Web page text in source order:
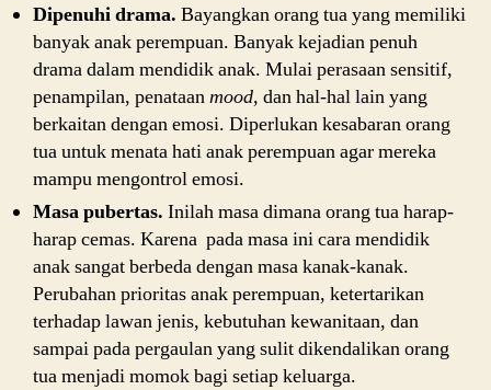
Dipenuhi drama. Bayangkan orang tua yang memiliki
banyak anak perempuan. Banyak kejadian penuh
drama dalam mendidik anak. Mulai perasaan sensitif,
penampilan, penataanmood, dan hal-hal lain yang
berkaitan dengan emosi. Diperlukan kesabaran orang
tua untuk menata hati anak perempuan agar mereka
mampu mengontrol emosi.
Masa pubertas. Inilah masa dimana orang tua harap-
harap cemas. Karena pada masa ini cara mendidik
anak sangat berbeda dengan masa kanak-kanak.
Perubahan prioritas anak perempuan, ketertarikan
terhadap lawan jenis, kebutuhan kewanitaan, dan
sampai pada pergaulan yang sulit dikendalikan orang
tua menjadi momok bagi setiap keluarga.